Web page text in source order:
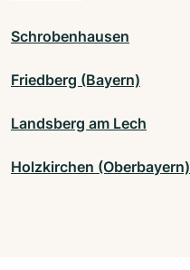
Schrobenhausen
Friedberg (Bayern)
Landsberg am Lech
Holzkirchen (Oberbayern)